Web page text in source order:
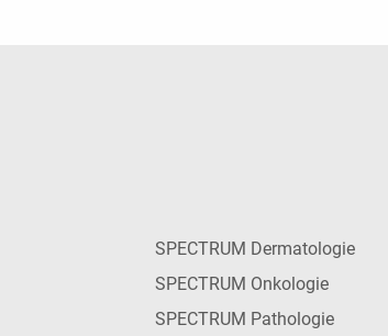
SPECTRUM Dermatologie
SPECTRUM Onkologie
SPECTRUM Pathologie